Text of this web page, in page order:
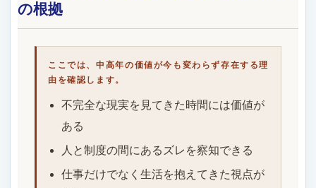
の根拠
ここでは、中高年の価値が今も変わらず存在する理
由を確認します。
不完全な現実を見てきた時間には価値が
ある
人と制度の間にあるズレを察知できる
仕事だけでなく生活を抱えてきた視点が